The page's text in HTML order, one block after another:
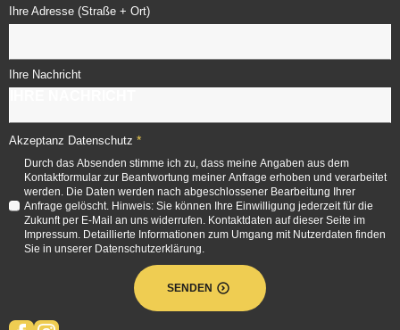
Ihre Adresse (Straße + Ort)
Ihre Nachricht
Akzeptanz Datenschutz *
Durch das Absenden stimme ich zu, dass meine Angaben aus dem
Kontaktformular zur Beantwortung meiner Anfrage erhoben und verarbeitet
werden. Die Daten werden nach abgeschlossener Bearbeitung Ihrer
Anfrage gelöscht. Hinweis: Sie können Ihre Einwilligung jederzeit für die
Zukunft per E-Mail an uns widerrufen. Kontaktdaten auf dieser Seite im
Impressum. Detaillierte Informationen zum Umgang mit Nutzerdaten finden
Sie in unserer Datenschutzerklärung.
SENDEN